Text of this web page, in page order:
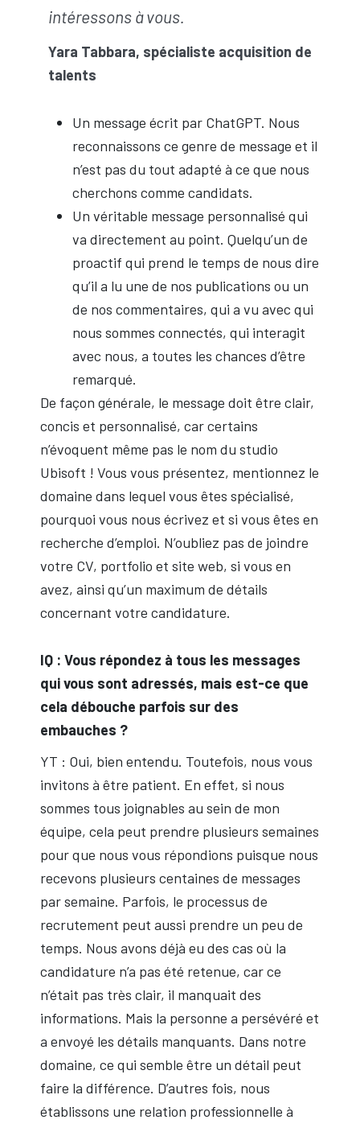
intéressons à vous.
Yara Tabbara, spécialiste acquisition de
talents
Un message écrit par ChatGPT. Nous
reconnaissons ce genre de message et il
n’est pas du tout adapté à ce que nous
cherchons comme candidats.
Un véritable message personnalisé qui
va directement au point. Quelqu’un de
proactif qui prend le temps de nous dire
qu’il a lu une de nos publications ou un
de nos commentaires, qui a vu avec qui
nous sommes connectés, qui interagit
avec nous, a toutes les chances d’être
remarqué.
De façon générale, le message doit être clair,
concis et personnalisé, car certains
n’évoquent même pas le nom du studio
Ubisoft ! Vous vous présentez, mentionnez le
domaine dans lequel vous êtes spécialisé,
pourquoi vous nous écrivez et si vous êtes en
recherche d’emploi. N’oubliez pas de joindre
votre CV, portfolio et site web, si vous en
avez, ainsi qu’un maximum de détails
concernant votre candidature.
IQ : Vous répondez à tous les messages
qui vous sont adressés, mais est-ce que
cela débouche parfois sur des
embauches ?
YT : Oui, bien entendu. Toutefois, nous vous
invitons à être patient. En effet, si nous
sommes tous joignables au sein de mon
équipe, cela peut prendre plusieurs semaines
pour que nous vous répondions puisque nous
recevons plusieurs centaines de messages
par semaine. Parfois, le processus de
recrutement peut aussi prendre un peu de
temps. Nous avons déjà eu des cas où la
candidature n’a pas été retenue, car ce
n’était pas très clair, il manquait des
informations. Mais la personne a persévéré et
a envoyé les détails manquants. Dans notre
domaine, ce qui semble être un détail peut
faire la différence. D’autres fois, nous
établissons une relation professionnelle à